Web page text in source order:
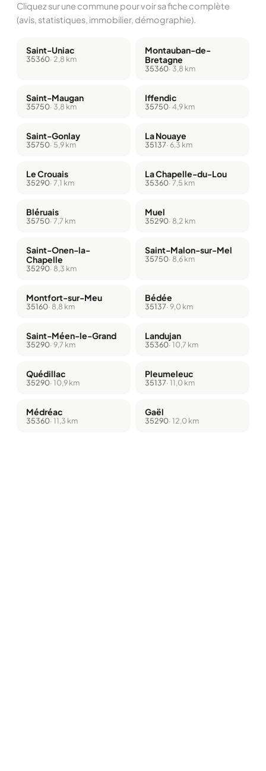
Cliquez sur une commune pour voir sa fiche complète
(avis, statistiques, immobilier, démographie).
Saint-Uniac
35360· 2,8 km
Montauban-de-
Bretagne
35360· 3,8 km
Saint-Maugan
35750· 3,8 km
Iffendic
35750· 4,9 km
Saint-Gonlay
35750· 5,9 km
La Nouaye
35137· 6,3 km
Le Crouais
35290· 7,1 km
La Chapelle-du-Lou
35360· 7,5 km
Bléruais
35750· 7,7 km
Muel
35290· 8,2 km
Saint-Onen-la-
Chapelle
35290· 8,3 km
Saint-Malon-sur-Mel
35750· 8,6 km
Montfort-sur-Meu
35160· 8,8 km
Bédée
35137· 9,0 km
Saint-Méen-le-Grand
35290· 9,7 km
Landujan
35360· 10,7 km
Quédillac
35290· 10,9 km
Pleumeleuc
35137· 11,0 km
Médréac
35360· 11,3 km
Gaël
35290· 12,0 km